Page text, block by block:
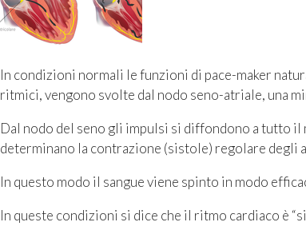
In condizioni normali le funzioni di pace-maker
ritmici, vengono svolte dal nodo seno-atriale, una
Dal nodo del seno gli impulsi si diffondono a tutto
determinano la contrazione (sistole) regolare degli
In questo modo il sangue viene spinto in modo
In queste condizioni si dice che il ritmo cardiaco è